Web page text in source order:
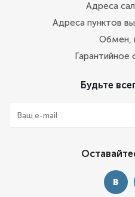
Адреса
Адреса пунктов
Обмен,
Гарантийное
Будьте